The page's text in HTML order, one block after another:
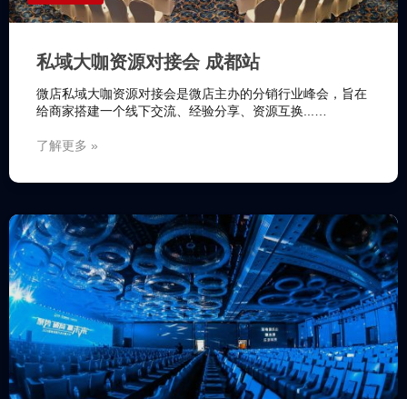
私域大咖资源对接会 成都站
微店私域大咖资源对接会是微店主办的分销行业峰会，旨在
给商家搭建一个线下交流、经验分享、资源互换...…
了解更多 »